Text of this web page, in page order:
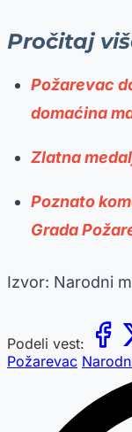
Pročitaj
Požarevac
domaćina
Zlatna
Poznato
Grada
Izvor: Narodni
Podeli vest:
Požarevac